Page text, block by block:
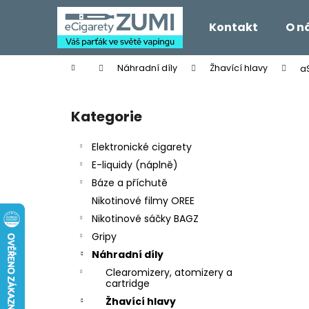
Kontakt O
Domů Náhradní díly Žhavící hlavy
Přeskočit
kategorie
Kategorie
Elektronické cigarety
E-liquidy (náplně)
Báze a příchutě
Nikotinové filmy OREE
Nikotinové sáčky BAGZ
Gripy
Náhradní díly
Clearomizery, atomizery a
cartridge
Žhavící hlavy
í
Zpět
do
Zpět
do